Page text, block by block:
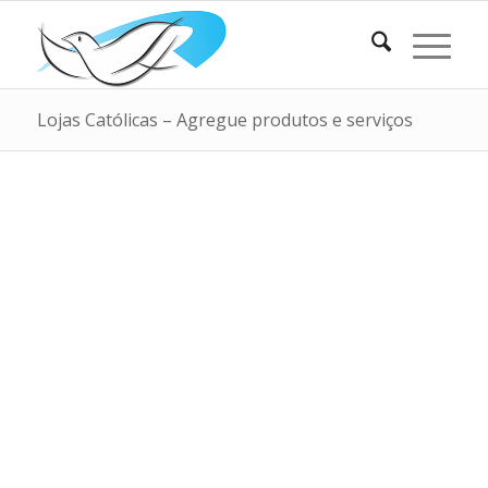
Lojas Católicas – Agregue produtos e serviços